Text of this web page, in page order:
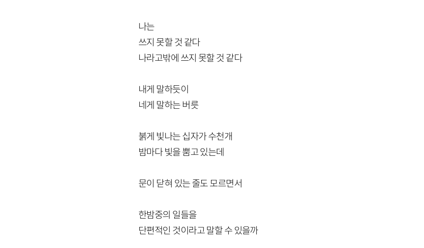
나는
쓰지 못할 것 같다
나라고밖에 쓰지 못할 것 같다
내게 말하듯이
네게 말하는 버릇
붉게 빛나는 십자가 수천개
밤마다 빛을 뿜고 있는데
문이 닫혀 있는 줄도 모르면서
한밤중의 일들을
단편적인 것이라고 말할 수 있을까